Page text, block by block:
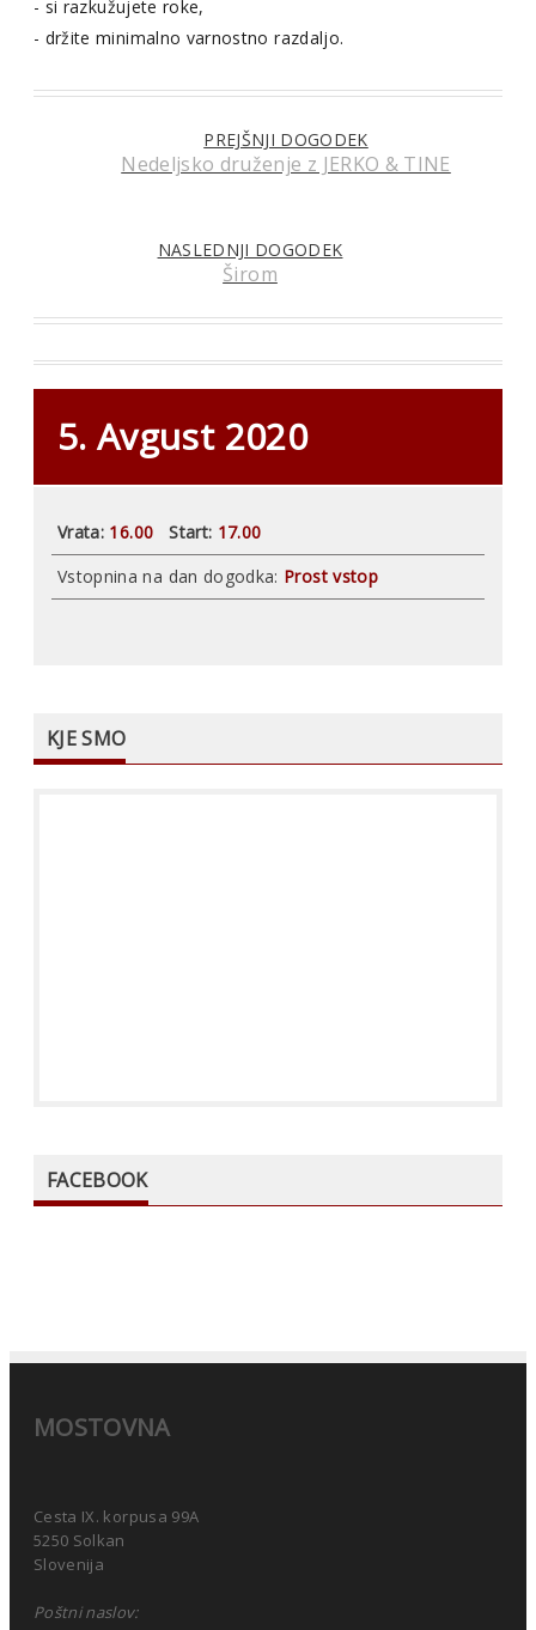
- si razkužujete roke,
- držite minimalno varnostno razdaljo.
PREJŠNJI DOGODEK
Nedeljsko druženje z JERKO & TINE
NASLEDNJI DOGODEK
Širom
5. Avgust 2020
Vrata: 16.00 Start: 17.00
Vstopnina na dan dogodka: Prost vstop
KJE SMO
FACEBOOK
MOSTOVNA
Cesta IX. korpusa 99A
5250 Solkan
Slovenija
Poštni naslov: